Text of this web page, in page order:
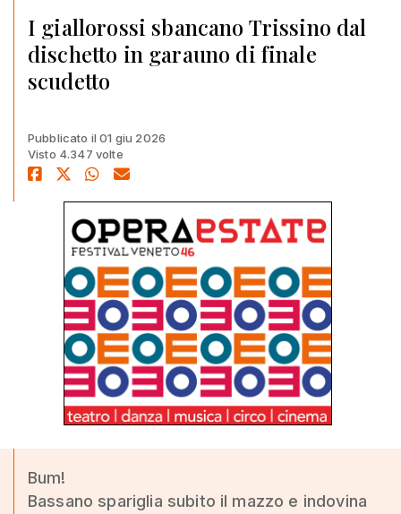
I giallorossi sbancano Trissino dal
dischetto in garauno di finale
scudetto
Pubblicato il 01 giu 2026
Visto 4.347 volte
Bum!
Bassano spariglia subito il mazzo e indovina